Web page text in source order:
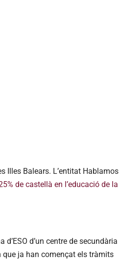
Illes Balears. L’entitat Hablamos
de castellà en l’educació de la
d’un centre de secundària
que ja han començat els tràmits